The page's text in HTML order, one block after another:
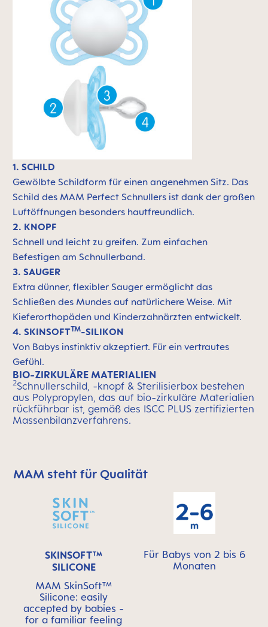
1. SCHILD
Gewölbte Schildform für einen angenehmen Sitz. Das
Schild des MAM Perfect Schnullers ist dank der großen
Luftöffnungen besonders hautfreundlich.
2. KNOPF
Schnell und leicht zu greifen. Zum einfachen
Befestigen am Schnullerband.
3. SAUGER
Extra dünner, flexibler Sauger ermöglicht das
Schließen des Mundes auf natürlichere Weise. Mit
Kieferorthopäden und Kinderzahnärzten entwickelt.
4. SKINSOFTTM-SILIKON
Von Babys instinktiv akzeptiert. Für ein vertrautes
Gefühl.
BIO-ZIRKULÄRE MATERIALIEN
2Schnullerschild, -knopf & Sterilisierbox bestehen
aus Polypropylen, das auf bio-zirkuläre Materialien
rückführbar ist, gemäß des ISCC PLUS zertifizierten
Massenbilanzverfahrens.
MAM überspringen bedeutet Qualitätssymbolleiste
MAM steht für Qualität
SKINSOFT™
SILICONE
MAM SkinSoft™
Silicone: easily
accepted by babies -
for a familiar feeling
Für Babys von 2 bis 6
Monaten